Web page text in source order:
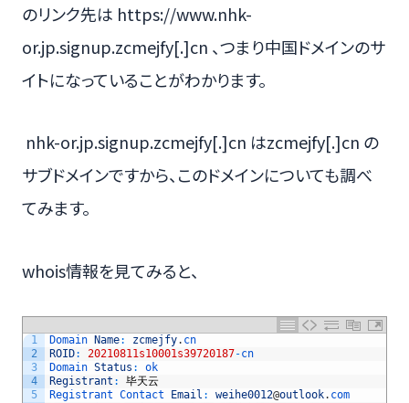
のリンク先は https://www.nhk-
or.jp.signup.zcmejfy[.]cn 、つまり中国ドメインのサ
イトになっていることがわかります。
nhk-or.jp.signup.zcmejfy[.]cn はzcmejfy[.]cn の
サブドメインですから、このドメインについても調べ
てみます。
whois情報を見てみると、
1
2
3
4
5
Domain Name: zcmejfy. cn
ROID: 20210811s10001s39720187-cn
Domain Status :
ok
Registrant :
毕天云
Registrant Contact Email : weihe0012@outlook. com